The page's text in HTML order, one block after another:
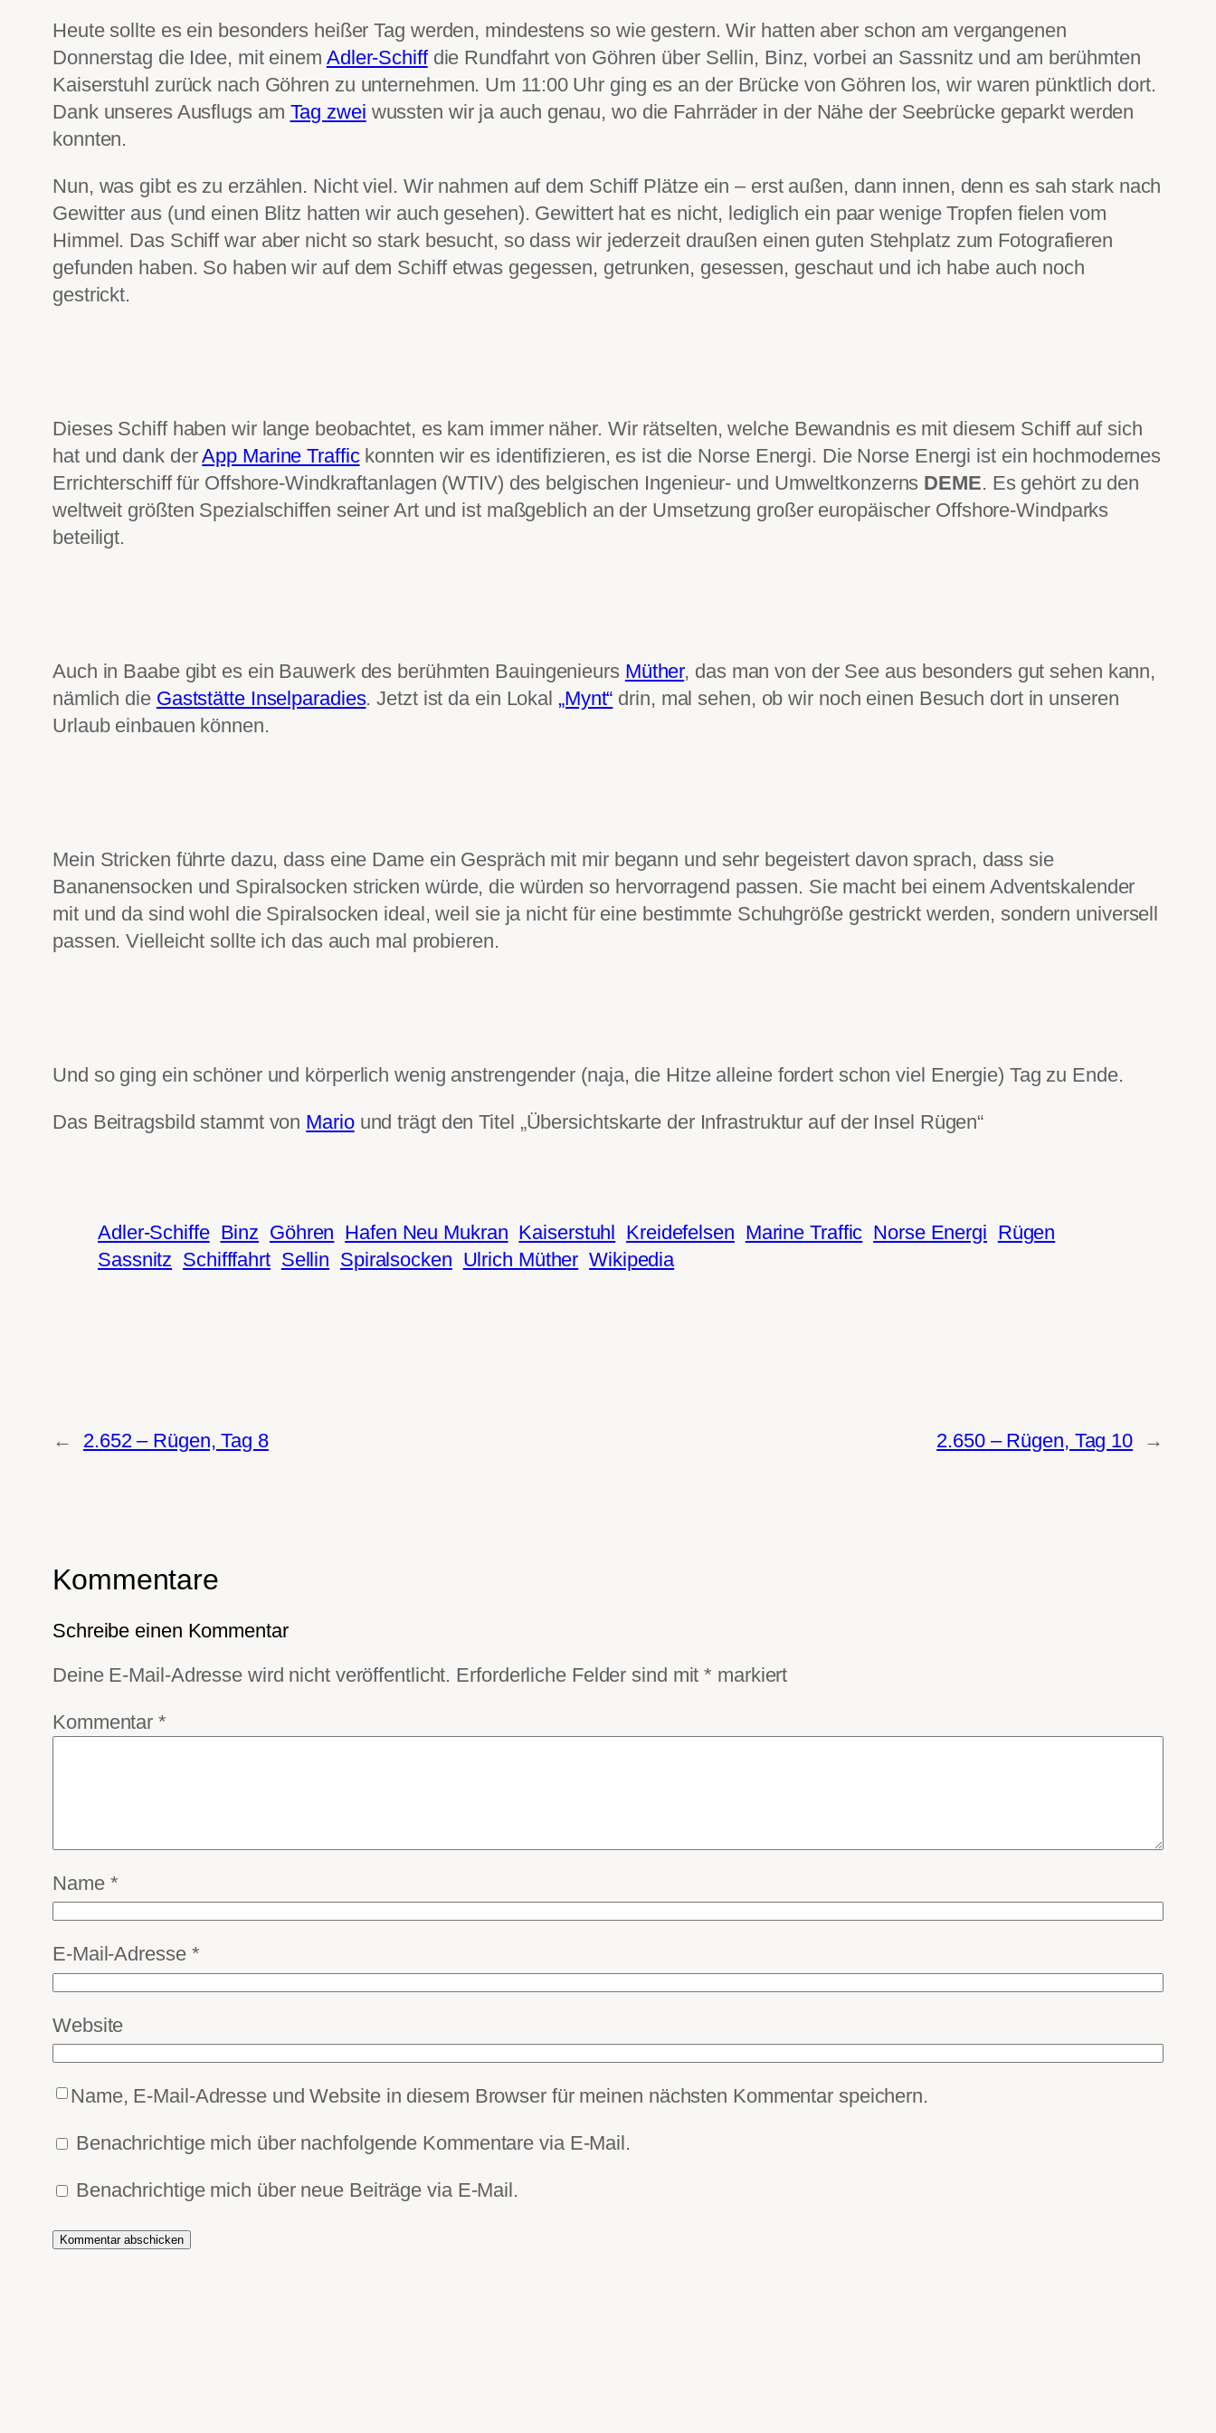
Heute sollte es ein besonders heißer Tag werden, mindestens so wie gestern. Wir hatten aber schon am vergangenen
Donnerstag die Idee, mit einem Adler-Schiffdie Rundfahrt von Göhren über Sellin, Binz, vorbei an Sassnitz und am berühmten
Kaiserstuhl zurück nach Göhren zu unternehmen. Um 11:00 Uhr ging es an der Brücke von Göhren los, wir waren pünktlich dort.
Dank unseres Ausflugs am Tag zwei wussten wir ja auch genau, wo die Fahrräder in der Nähe der Seebrücke geparkt werden
konnten.
Nun, was gibt es zu erzählen. Nicht viel. Wir nahmen auf dem Schiff Plätze ein – erst außen, dann innen, denn es sah stark nach
Gewitter aus (und einen Blitz hatten wir auch gesehen). Gewittert hat es nicht, lediglich ein paar wenige Tropfen fielen vom
Himmel. Das Schiff war aber nicht so stark besucht, so dass wir jederzeit draußen einen guten Stehplatz zum Fotografieren
gefunden haben. So haben wir auf dem Schiff etwas gegessen, getrunken, gesessen, geschaut und ich habe auch noch
gestrickt.
Dieses Schiff haben wir lange beobachtet, es kam immer näher. Wir rätselten, welche Bewandnis es mit diesem Schiff auf sich
hat und dank derApp Marine Traffickonnten wir es identifizieren, es ist die Norse Energi. Die Norse Energi ist ein hochmodernes
Errichterschiff für Offshore-Windkraftanlagen (WTIV) des belgischen Ingenieur- und Umweltkonzerns DEME. Es gehört zu den
weltweit größten Spezialschiffen seiner Art und ist maßgeblich an der Umsetzung großer europäischer Offshore-Windparks
beteiligt.
Auch in Baabe gibt es ein Bauwerk des berühmten Bauingenieurs Müther, das man von der See aus besonders gut sehen kann,
nämlich die Gaststätte Inselparadies. Jetzt ist da ein Lokal „Mynt“ drin, mal sehen, ob wir noch einen Besuch dort in unseren
Urlaub einbauen können.
Mein Stricken führte dazu, dass eine Dame ein Gespräch mit mir begann und sehr begeistert davon sprach, dass sie
Bananensocken und Spiralsocken stricken würde, die würden so hervorragend passen. Sie macht bei einem Adventskalender
mit und da sind wohl die Spiralsocken ideal, weil sie ja nicht für eine bestimmte Schuhgröße gestrickt werden, sondern universell
passen. Vielleicht sollte ich das auch mal probieren.
Und so ging ein schöner und körperlich wenig anstrengender (naja, die Hitze alleine fordert schon viel Energie) Tag zu Ende.
Das Beitragsbild stammt von Mariound trägt den Titel „Übersichtskarte der Infrastruktur auf der Insel Rügen“
Adler-Schiffe Binz Göhren Hafen Neu Mukran Kaiserstuhl Kreidefelsen Marine Traffic Norse Energi Rügen
Sassnitz Schifffahrt Sellin Spiralsocken Ulrich Müther Wikipedia
← 2.652 – Rügen, Tag 8 2.650 – Rügen, Tag 10 →
Kommentare
Schreibe einen Kommentar
Deine E-Mail-Adresse wird nicht veröffentlicht. Erforderliche Felder sind mit* markiert
Kommentar*
Name *
E-Mail-Adresse *
Website
Name, E-Mail-Adresse und Website in diesem Browser für meinen nächsten Kommentar speichern.
Benachrichtige mich über nachfolgende Kommentare via E-Mail.
Benachrichtige mich über neue Beiträge via E-Mail.